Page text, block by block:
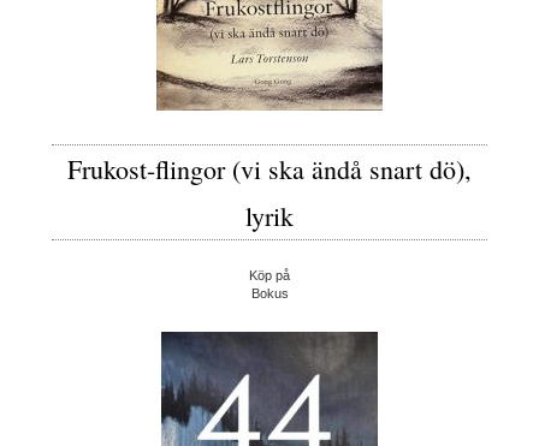
Frukost-flingor (vi ska ändå snart dö),
lyrik
Köp på
Bokus